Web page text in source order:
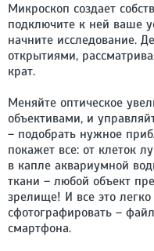
Микроскоп создает
подключите к ней ваше
начните исследование.
открытиями,
крат.
Меняйте оптическое
объективами, и
– подобрать нужное
покажет все: от клеток
в капле аквариумной
ткани – любой объект
зрелище! И все это
сфотографировать –
смартфона.